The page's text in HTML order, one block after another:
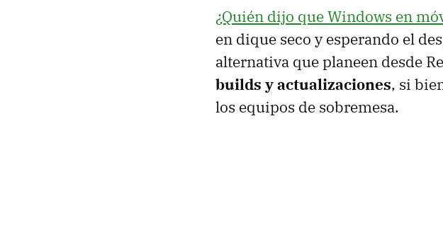
¿Quién dijo que Windows en
en dique seco y esperando el
alternativa que planeen desde
builds y actualizaciones, si
los equipos de sobremesa.